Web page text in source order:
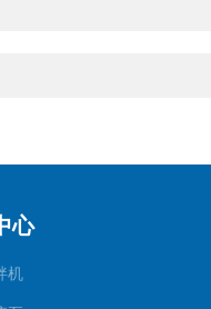
心
机